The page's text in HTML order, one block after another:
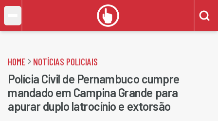
HOME NOTÍCIAS POLICIAIS
Polícia Civil de Pernambuco cumpre
mandado em Campina Grande para
apurar duplo latrocínio e extorsão